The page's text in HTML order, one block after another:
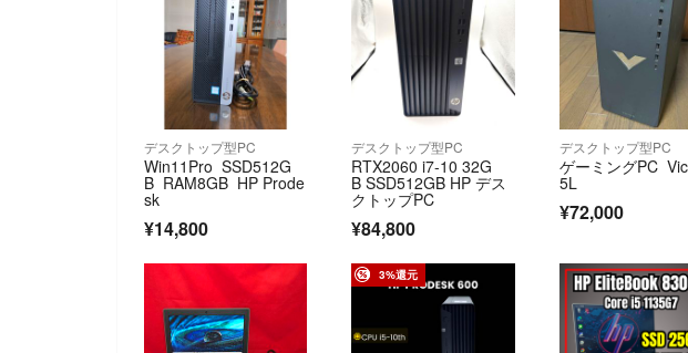
デスクトップ型PC
Win11Pro SSD512G
B RAM8GB HP Prode
sk
¥14,800
デスクトップ型PC
RTX2060 i7-10 32G
B SSD512GB HP デス
クトップPC
¥84,800
デスクトップ型PC
ゲーミングPC
5L
¥72,000
3%還元